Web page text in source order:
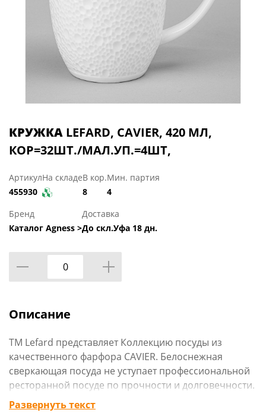
КРУЖКА LEFARD, CAVIER, 420 МЛ,
КОР=32ШТ./МАЛ.УП.=4ШТ,
Артикул
455930
На складеВ кор.
8
Мин. партия
4
Бренд
Каталог Agness >
Доставка
До скл.Уфа 18 дн.
Описание
ТМ Lefard представляет Коллекцию посуды из
качественного фарфора CAVIER. Белоснежная
сверкающая посуда не уступает профессиональной
ресторанной посуде по прочности и долговечности.
Высокая температура обжига делает посуду
Развернуть текст